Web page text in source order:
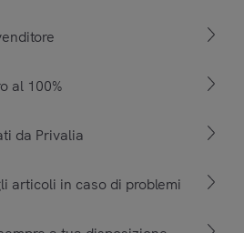
al 100%
da Privalia
articoli in caso di problemi